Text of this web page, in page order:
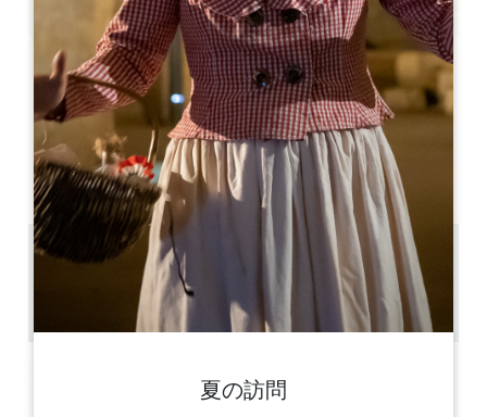
Leaflet
A la découverte de la truffe
Saint-Émilion
33330 Saint-Émilion
05.57.55.28.20
お問い合わせ
1 km
1 heure à 1/2 journée
GPSコードをコピーする
夏の訪問